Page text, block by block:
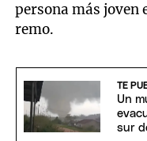
persona más joven
remo.
TE
Un
sur